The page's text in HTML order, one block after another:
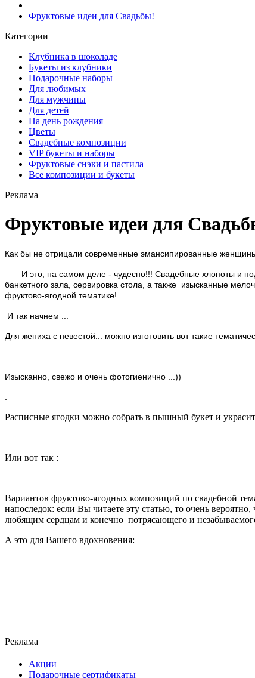
Фруктовые идеи для Свадьбы!
Категории
Клубника в шоколаде
Букеты из клубники
Подарочные наборы
Для любимых
Для мужчины
Для детей
На день рождения
Цветы
Свадебные композиции
VIP букеты и наборы
Фруктовые снэки и пастила
Все композиции и букеты
Реклама
Фруктовые идеи для
Как бы не отрицали современные эмансипированные
И это, на самом деле - чудесно!!! Свадебные хлопоты и
банкетного зала, сервировка стола, а также изысканные
фруктово-ягодной тематике!
И так начнем ...
Для жениха с невестой... можно изготовить вот такие
Изысканно, свежо и очень фотогиенично ...))
.
Расписные ягодки можно собрать в пышный букет и
Или вот так :
Вариантов фруктово-ягодных композиций по свадебной
напоследок: если Вы читаете эту статью, то очень
любящим сердцам и конечно потрясающего и
А это для Вашего вдохновения:
Реклама
Акции
Подарочные сертификаты